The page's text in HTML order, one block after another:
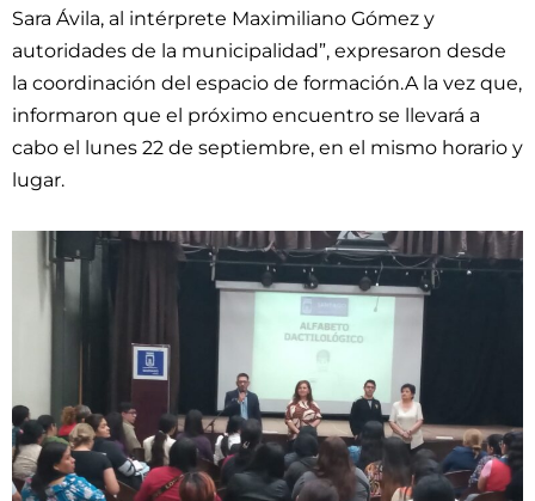
Sara Ávila, al intérprete Maximiliano Gómez y
autoridades de la municipalidad”, expresaron desde
la coordinación del espacio de formación.A la vez que,
informaron que el próximo encuentro se llevará a
cabo el lunes 22 de septiembre, en el mismo horario y
lugar.